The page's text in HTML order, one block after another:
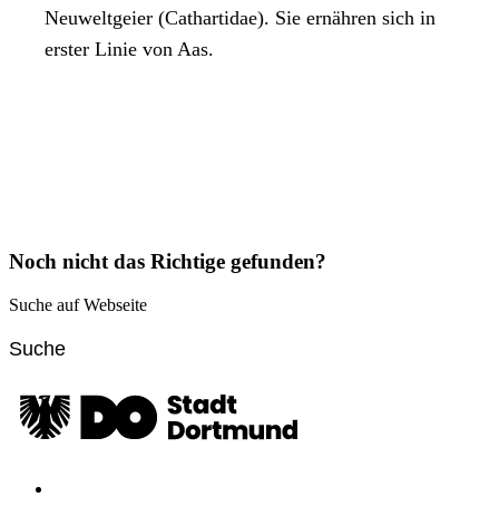
Neuweltgeier (Cathartidae). Sie ernähren sich in
erster Linie von Aas.
Noch nicht das Richtige gefunden?
Suche auf Webseite